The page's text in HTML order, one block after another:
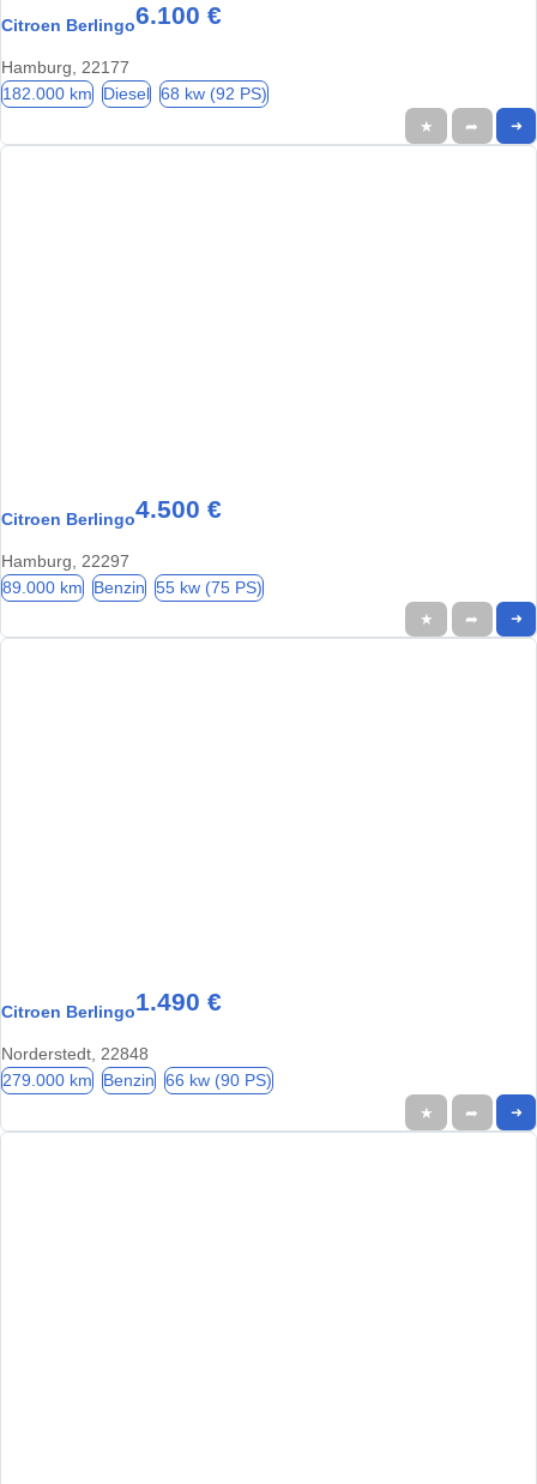
Citroen Berlingo6.100 €
Hamburg, 22177
182.000 km Diesel 68 kw (92 PS)
★ ➦ ➜
Citroen Berlingo4.500 €
Hamburg, 22297
89.000 km Benzin 55 kw (75 PS)
★ ➦ ➜
Citroen Berlingo1.490 €
Norderstedt, 22848
279.000 km Benzin 66 kw (90 PS)
★ ➦ ➜